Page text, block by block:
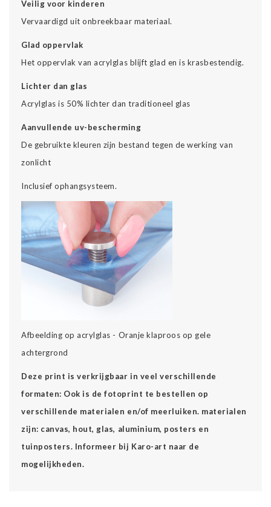
Veilig voor kinderen
Vervaardigd uit onbreekbaar materiaal.
Glad oppervlak
Het oppervlak van acrylglas blijft glad en is krasbestendig.
Lichter dan glas
Acrylglas is 50% lichter dan traditioneel glas
Aanvullende uv-bescherming
De gebruikte kleuren zijn bestand tegen de werking van
zonlicht
Inclusief ophangsysteem.
Afbeelding op acrylglas - Oranje klaproos op gele
achtergrond
Deze print is verkrijgbaar in veel verschillende
formaten: Ook is de fotoprint te bestellen op
verschillende materialen en/of meerluiken. materialen
zijn: canvas, hout, glas, aluminium, posters en
tuinposters. Informeer bij Karo-art naar de
mogelijkheden.